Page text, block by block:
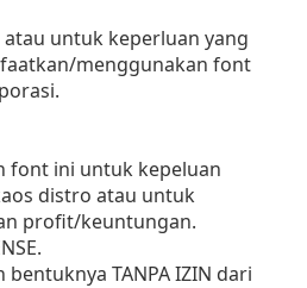
untuk keperluan yang
menggunakan font
font ini untuk kepeluan
distro atau untuk
profit/keuntungan.
TANPA IZIN dari